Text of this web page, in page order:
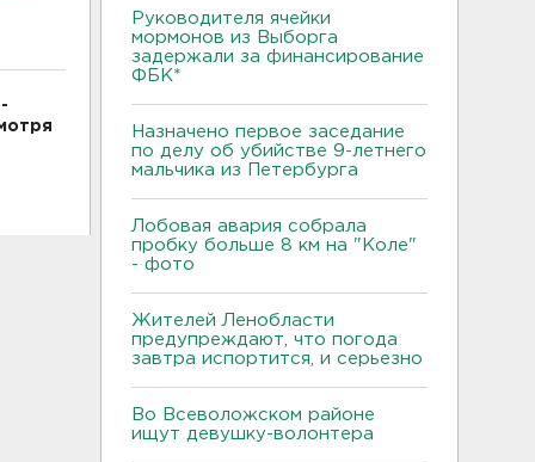
Руководителя ячейки
мормонов из Выборга
задержали за финансирование
ФБК*
Назначено первое заседание
по делу об убийстве 9-летнего
мальчика из Петербурга
Лобовая авария собрала
пробку больше 8 км на "Коле"
- фото
Жителей Ленобласти
предупреждают, что погода
завтра испортится, и серьезно
Во Всеволожском районе
ищут девушку-волонтера